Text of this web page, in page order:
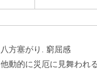
⼋⽅塞がり. 窮屈感
他動的に災厄に⾒舞われ